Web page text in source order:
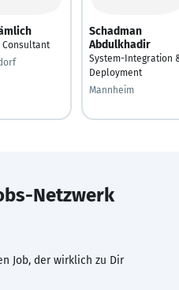
Consultant
Schadman
Abdulkhadir
System-Integration
Deployment
Mannheim
Netzwerk
Job, der wirklich zu Dir